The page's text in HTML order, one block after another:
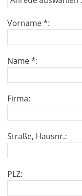
Vorname *:
Name *:
Firma:
Straße, Hausnr.:
PLZ: